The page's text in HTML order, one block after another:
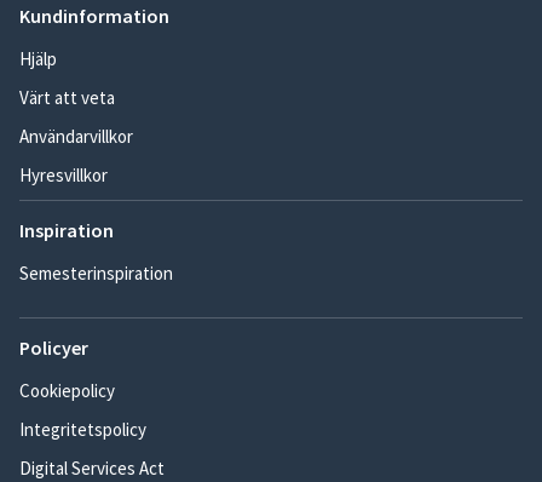
Kundinformation
Hjälp
Värt att veta
Användarvillkor
Hyresvillkor
Inspiration
Semesterinspiration
Policyer
Cookiepolicy
Integritetspolicy
Digital Services Act